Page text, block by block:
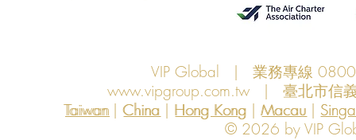
VIP Global | 業務專線
www.vipgroup.com.tw | 臺北市信
Taiwan | China | Hong Kong | Macau |
Hong Kong
China Macau
Taiwan
© 2026 by VIP